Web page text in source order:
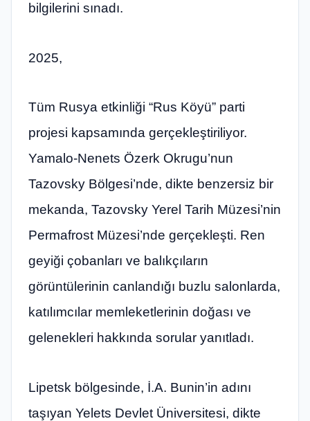
bilgilerini sınadı.
2025,
Tüm Rusya etkinliği “Rus Köyü” parti
projesi kapsamında gerçekleştiriliyor.
Yamalo-Nenets Özerk Okrugu’nun
Tazovsky Bölgesi’nde, dikte benzersiz bir
mekanda, Tazovsky Yerel Tarih Müzesi’nin
Permafrost Müzesi’nde gerçekleşti. Ren
geyiği çobanları ve balıkçıların
görüntülerinin canlandığı buzlu salonlarda,
katılımcılar memleketlerinin doğası ve
gelenekleri hakkında sorular yanıtladı.
Lipetsk bölgesinde, İ.A. Bunin’in adını
taşıyan Yelets Devlet Üniversitesi, dikte